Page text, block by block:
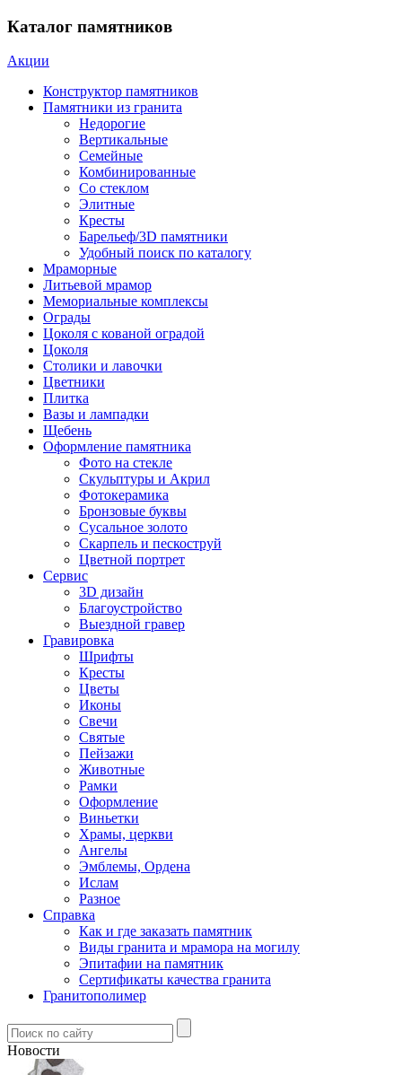
Каталог памятников
Акции
Конструктор памятников
Памятники из гранита
Недорогие
Вертикальные
Семейные
Комбинированные
Со стеклом
Элитные
Кресты
Барельеф/3D памятники
Удобный поиск по каталогу
Мраморные
Литьевой мрамор
Мемориальные комплексы
Ограды
Цоколя с кованой оградой
Цоколя
Столики и лавочки
Цветники
Плитка
Вазы и лампадки
Щебень
Оформление памятника
Фото на стекле
Скульптуры и Акрил
Фотокерамика
Бронзовые буквы
Сусальное золото
Скарпель и пескоструй
Цветной портрет
Сервис
3D дизайн
Благоустройство
Выездной гравер
Гравировка
Шрифты
Кресты
Цветы
Иконы
Свечи
Святые
Пейзажи
Животные
Рамки
Оформление
Виньетки
Храмы, церкви
Ангелы
Эмблемы, Ордена
Ислам
Разное
Справка
Как и где заказать памятник
Виды гранита и мрамора на могилу
Эпитафии на памятник
Сертификаты качества гранита
Гранитополимер
Новости